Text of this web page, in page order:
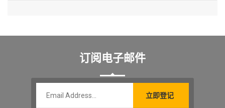
订阅电子邮件